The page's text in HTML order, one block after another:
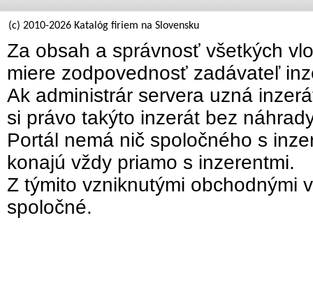
(c) 2010-2026 Katalóg firiem na Slovensku
Za obsah a správnosť všetkých
miere zodpovednosť zadávateľ
Ak administrár servera uzná
si právo takýto inzerát bez
Portál nemá nič spoločného s
konajú vždy priamo s inzerentmi.
Z týmito vzniknutými obchodnými
spoločné.